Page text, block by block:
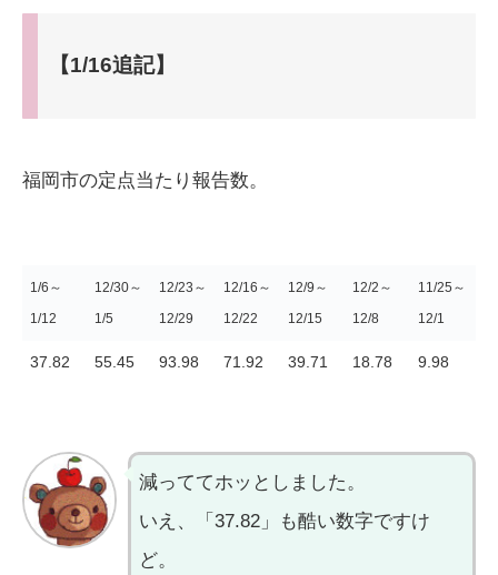
【1/16追記】
福岡市の定点当たり報告数。
1/6～
1/12
12/30～
1/5
12/23～
12/29
12/16～
12/22
12/9～
12/15
12/2～
12/8
11/25～
12/1
37.82 55.45 93.98 71.92 39.71 18.78 9.98
減っててホッとしました。
いえ、「37.82」も酷い数字ですけ
ど。